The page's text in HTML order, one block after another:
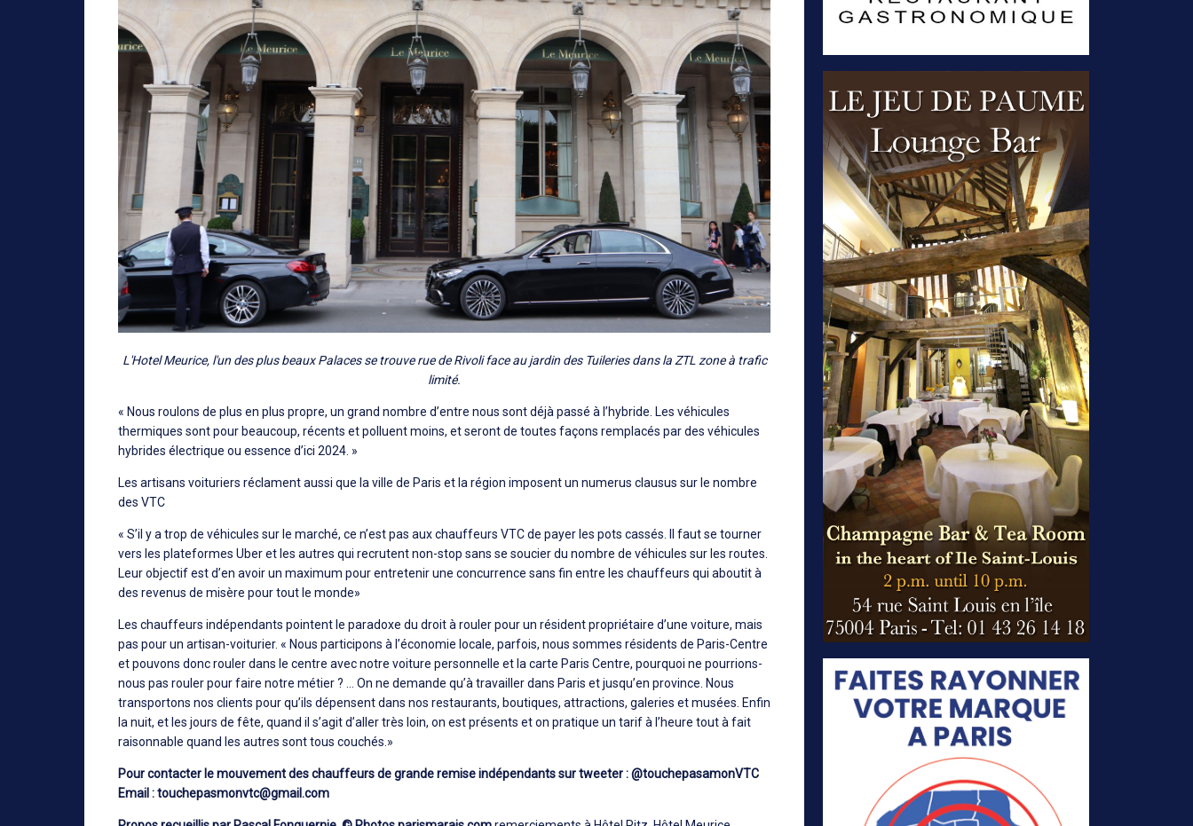
L'Hotel Meurice, l'un des plus beaux Palaces se trouve rue de Rivoli face au jardin des Tuileries dans la ZTL zone à trafic
limité.
« Nous roulons de plus en plus propre, un grand nombre d’entre nous sont déjà passé à l’hybride. Les véhicules
thermiques sont pour beaucoup, récents et polluent moins, et seront de toutes façons remplacés par des véhicules
hybrides électrique ou essence d’ici 2024. »
Les artisans voituriers réclament aussi que la ville de Paris et la région imposent un numerus clausus sur le nombre
des VTC
« S’il y a trop de véhicules sur le marché, ce n’est pas aux chauffeurs VTC de payer les pots cassés. Il faut se tourner
vers les plateformes Uber et les autres qui recrutent non-stop sans se soucier du nombre de véhicules sur les routes.
Leur objectif est d’en avoir un maximum pour entretenir une concurrence sans fin entre les chauffeurs qui aboutit à
des revenus de misère pour tout le monde»
Les chauffeurs indépendants pointent le paradoxe du droit à rouler pour un résident propriétaire d’une voiture, mais
pas pour un artisan-voiturier. « Nous participons à l’économie locale, parfois, nous sommes résidents de Paris-Centre
et pouvons donc rouler dans le centre avec notre voiture personnelle et la carte Paris Centre, pourquoi ne pourrions-
nous pas rouler pour faire notre métier ? … On ne demande qu’à travailler dans Paris et jusqu’en province. Nous
transportons nos clients pour qu’ils dépensent dans nos restaurants, boutiques, attractions, galeries et musées. Enfin
la nuit, et les jours de fête, quand il s’agit d’aller très loin, on est présents et on pratique un tarif à l’heure tout à fait
raisonnable quand les autres sont tous couchés.»
Pour contacter le mouvement des chauffeurs de grande remise indépendants sur tweeter :@touchepasamonVTC
Email :touchepasmonvtc@gmail.com